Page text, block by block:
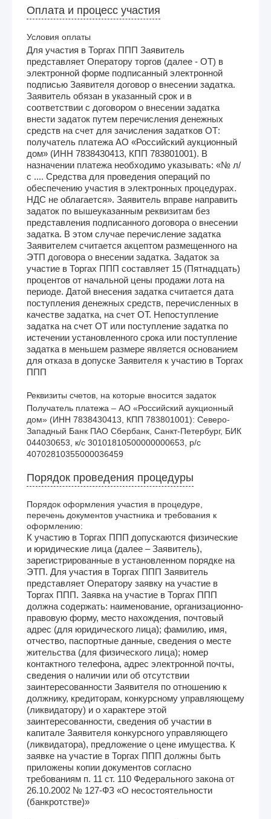
Оплата и процесс участия
Условия оплаты
Для участия в Торгах ППП Заявитель
представляет Оператору торгов (далее - ОТ) в
электронной форме подписанный электронной
подписью Заявителя договор о внесении задатка.
Заявитель обязан в указанный срок и в
соответствии с договором о внесении задатка
внести задаток путем перечисления денежных
средств на счет для зачисления задатков ОТ:
получатель платежа АО «Российский аукционный
дом» (ИНН 7838430413, КПП 783801001). В
назначении платежа необходимо указывать: «№ л/
с .... Средства для проведения операций по
обеспечению участия в электронных процедурах.
НДС не облагается». Заявитель вправе направить
задаток по вышеуказанным реквизитам без
представления подписанного договора о внесении
задатка. В этом случае перечисление задатка
Заявителем считается акцептом размещенного на
ЭТП договора о внесении задатка. Задаток за
участие в Торгах ППП составляет 15 (Пятнадцать)
процентов от начальной цены продажи лота на
периоде. Датой внесения задатка считается дата
поступления денежных средств, перечисленных в
качестве задатка, на счет ОТ. Непоступление
задатка на счет ОТ или поступление задатка по
истечении установленного срока или поступление
задатка в меньшем размере является основанием
для отказа в допуске Заявителя к участию в Торгах
ППП
Реквизиты счетов, на которые вносится задаток
Получатель платежа – АО «Российский аукционный
дом» (ИНН 7838430413, КПП 783801001): Северо-
Западный Банк ПАО Сбербанк, Санкт-Петербург, БИК
044030653, к/с 30101810500000000653, р/с
40702810355000036459
Порядок проведения процедуры
Порядок оформления участия в процедуре,
перечень документов участника и требования к
оформлению:
К участию в Торгах ППП допускаются физические
и юридические лица (далее – Заявитель),
зарегистрированные в установленном порядке на
ЭТП. Для участия в Торгах ППП Заявитель
представляет Оператору заявку на участие в
Торгах ППП. Заявка на участие в Торгах ППП
должна содержать: наименование, организационно-
правовую форму, место нахождения, почтовый
адрес (для юридического лица); фамилию, имя,
отчество, паспортные данные, сведения о месте
жительства (для физического лица); номер
контактного телефона, адрес электронной почты,
сведения о наличии или об отсутствии
заинтересованности Заявителя по отношению к
должнику, кредиторам, конкурсному управляющему
(ликвидатору) и о характере этой
заинтересованности, сведения об участии в
капитале Заявителя конкурсного управляющего
(ликвидатора), предложение о цене имущества. К
заявке на участие в Торгах ППП должны быть
приложены копии документов согласно
требованиям п. 11 ст. 110 Федерального закона от
26.10.2002 № 127-ФЗ «О несостоятельности
(банкротстве)»